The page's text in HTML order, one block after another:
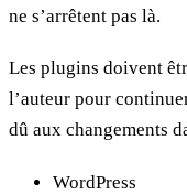
ne s’arrêtent pas là.
Les plugins doivent
l’auteur pour
dû aux changements
WordPress